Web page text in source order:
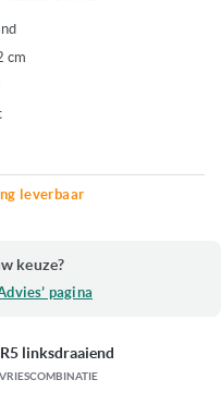
cm
leverbaar
keuze?
pagina
linksdraaiend